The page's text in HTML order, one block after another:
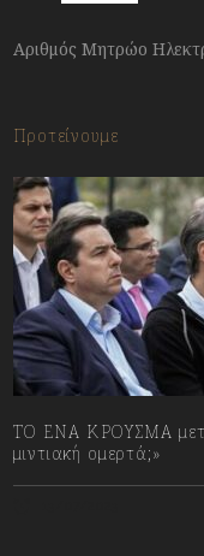
Αριθμός Μητρώο
Προτείνουμε
ΤΟ ΕΝΑ ΚΡΟΥΣΜΑ
μιντιακή ομερτά;»